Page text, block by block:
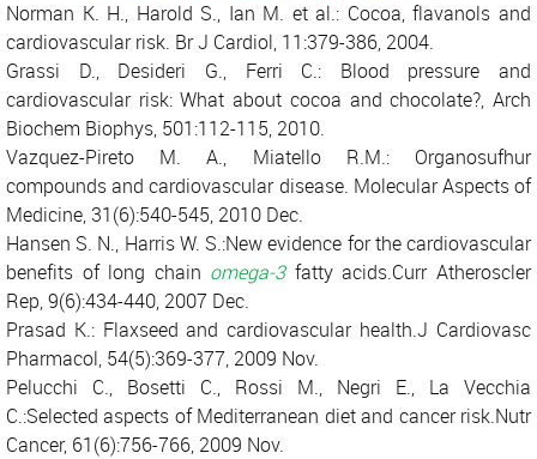
Norman K. H., Harold S., Ian M. et al.: Cocoa, flavanols and
cardiovascular risk. Br J Cardiol, 11:379-386, 2004.
Grassi D., Desideri G., Ferri C.: Blood pressure and
cardiovascular risk: What about cocoa and chocolate?, Arch
Biochem Biophys, 501:112-115, 2010.
Vazquez-Pireto M. A., Miatello R.M.: Organosufhur
compounds and cardiovascular disease. Molecular Aspects of
Medicine, 31(6):540-545, 2010 Dec.
Hansen S. N., Harris W. S.:New evidence for the cardiovascular
benefits of long chain omega-3fatty acids.Curr Atheroscler
Rep, 9(6):434-440, 2007 Dec.
Prasad K.: Flaxseed and cardiovascular health.J Cardiovasc
Pharmacol, 54(5):369-377, 2009 Nov.
Pelucchi C., Bosetti C., Rossi M., Negri E., La Vecchia
C.:Selected aspects of Mediterranean diet and cancer risk.Nutr
Cancer, 61(6):756-766, 2009 Nov.